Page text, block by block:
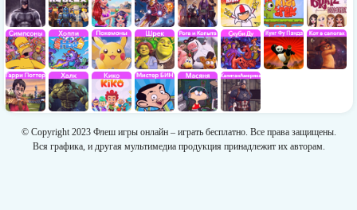
© Copyright 2023 Флеш игры онлайн – играть бесплатно. Все права защищены.
Вся графика, и другая мультимедиа продукция принадлежит их авторам.